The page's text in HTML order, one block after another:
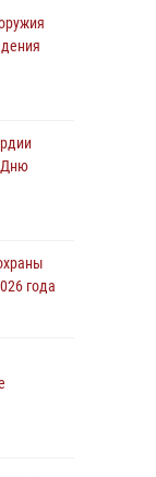
войск
войне
оружия
Дню
года